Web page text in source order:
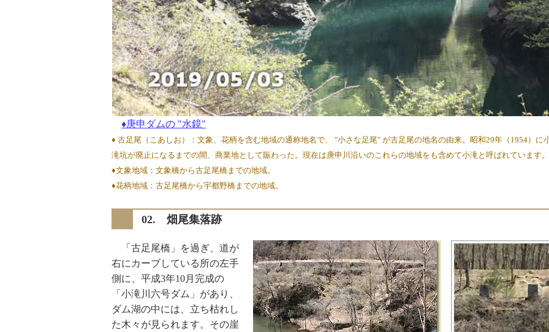
♦庚申ダムの "水鏡"
♦ 古足尾（こあしお）：文象、花柄を含む地域の通称地名で、 "小さな足尾" が古足尾の地名の由来。昭和29年（1954）に
滝坑が廃止になるまでの間、商業地として賑わった。現在は庚申川沿いのこれらの地域をも含めて小滝と呼ばれています。
♦文象地域：文象橋から古足尾橋までの地域。
♦花柄地域：古足尾橋から宇都野橋までの地域。
02. 畑尾集落跡
「古足尾橋」を過ぎ、道が
右にカーブしている所の左手
側に、平成3年10月完成の
「小滝川六号ダム」があり、
ダム湖の中には、立ち枯れし
た木々が見られます。その崖